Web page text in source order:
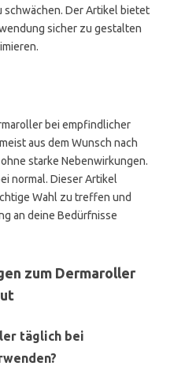
schwächen. Der Artikel bietet
sicher zu gestalten
bei empfindlicher
aus dem Wunsch nach
starke Nebenwirkungen.
normal. Dieser Artikel
Wahl zu treffen und
an deine Bedürfnisse
zum Dermaroller
täglich bei